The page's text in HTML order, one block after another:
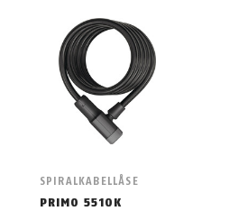
SPIRALKABELLÅSE
PRIMO 5510K